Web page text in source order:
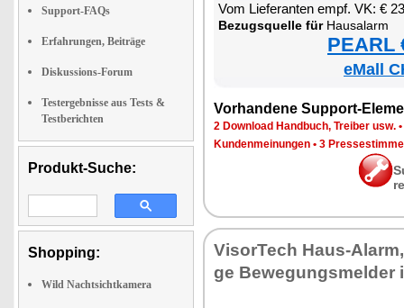
Support-FAQs
Erfahrungen, Beiträge
Diskussions-Forum
Testergebnisse aus Tests &
Testberichten
Produkt-Suche:
Shopping:
Wild Nachtsichtkamera
Vom Lie­fe­ran­ten empf. VK: €
Be­zugs­quel­le fürHausalarm
PEARL
eMall
Vor­han­de­ne Sup­port-
2 Down­load Hand­buch, Trei­ber usw. •
Kun­den­mei­nun­gen • 3
Vi­sor­Tech Haus-
ge Be­we­gungs­mel­der